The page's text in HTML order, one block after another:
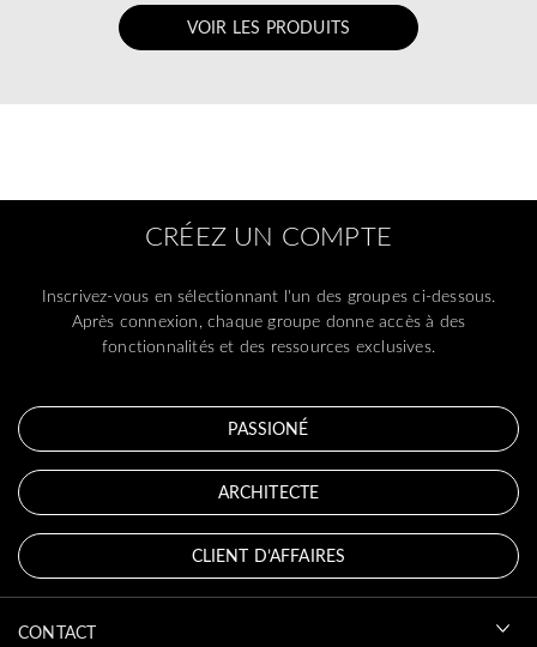
VOIR LES PRODUITS
CRÉEZ UN COMPTE
Inscrivez-vous en sélectionnant l'un des groupes ci-dessous.
Après connexion, chaque groupe donne accès à des
fonctionnalités et des ressources exclusives.
PASSIONÉ
ARCHITECTE
CLIENT D’AFFAIRES
CONTACT